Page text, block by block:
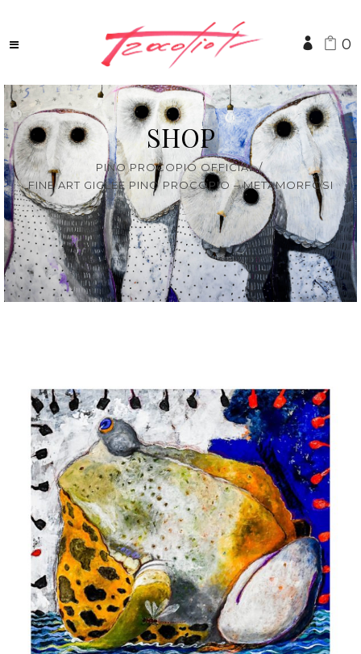
0
SHOP
PINO PROCOPIO OFFICIAL/
FINE ART GICLÈE PINO PROCOPIO – METAMORFOSI